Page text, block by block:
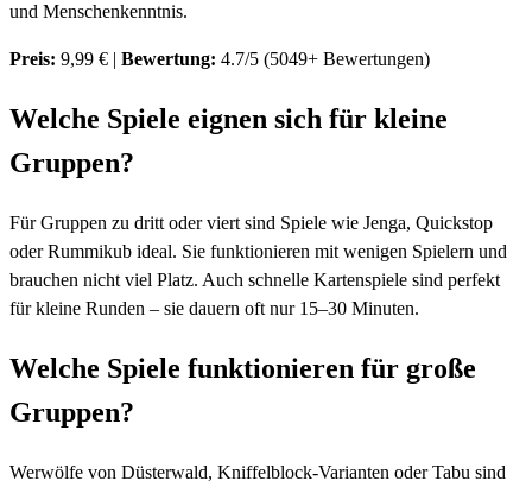
und Menschenkenntnis.
Preis: 9,99 € | Bewertung: 4.7/5 (5049+ Bewertungen)
Welche Spiele eignen sich für kleine
Gruppen?
Für Gruppen zu dritt oder viert sind Spiele wie Jenga, Quickstop
oder Rummikub ideal. Sie funktionieren mit wenigen Spielern und
brauchen nicht viel Platz. Auch schnelle Kartenspiele sind perfekt
für kleine Runden – sie dauern oft nur 15–30 Minuten.
Welche Spiele funktionieren für große
Gruppen?
Werwölfe von Düsterwald, Kniffelblock-Varianten oder Tabu sind